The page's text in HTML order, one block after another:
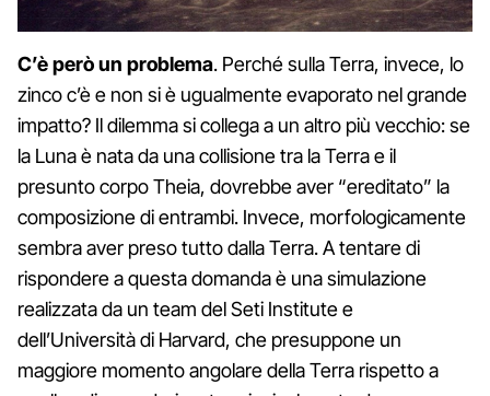
C’è però un problema. Perché sulla Terra, invece, lo
zinco c’è e non si è ugualmente evaporato nel grande
impatto? Il dilemma si collega a un altro più vecchio: se
la Luna è nata da una collisione tra la Terra e il
presunto corpo Theia, dovrebbe aver “ereditato” la
composizione di entrambi. Invece, morfologicamente
sembra aver preso tutto dalla Terra. A tentare di
rispondere a questa domanda è una simulazione
realizzata da un team del Seti Institute e
dell’Università di Harvard, che presuppone un
maggiore momento angolare della Terra rispetto a